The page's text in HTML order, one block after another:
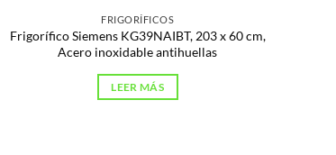
FRIGORÍFICOS
Frigorífico Siemens KG39NAIBT, 203 x 60 cm,
Acero inoxidable antihuellas
LEER MÁS